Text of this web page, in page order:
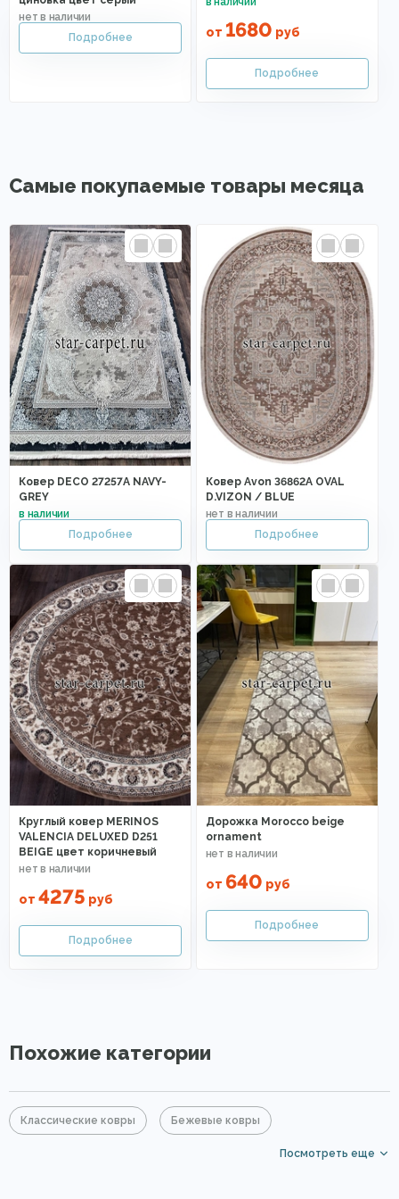
от 1680 руб
Самые покупаемые товары месяца
Ковер DECO 27257A NAVY-
GREY
Ковер Avon 36862A OVAL
D.VIZON / BLUE
Круглый ковер MERINOS
VALENCIA DELUXED D251
BEIGE цвет коричневый
от 4275 руб
Дорожка Morocco beige
ornament
от 640 руб
Похожие категории
Классические ковры Бежевые ковры
Посмотреть еще